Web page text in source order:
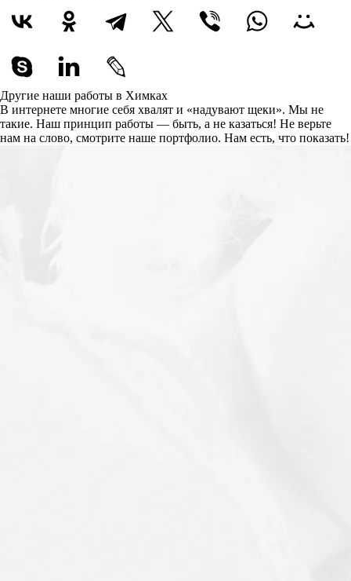
Другие наши работы в Химках
В интернете многие себя хвалят и «надувают щеки». Мы не
такие. Наш принцип работы — быть, а не казаться! Не верьте
нам на слово, смотрите наше портфолио. Нам есть, что показать!